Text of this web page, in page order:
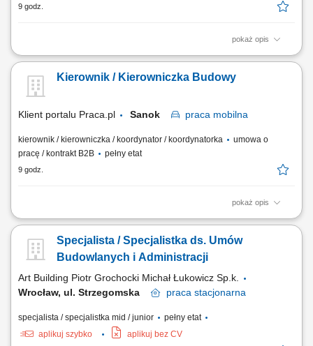
9 godz.
pokaż opis
Zakres obowiązków: organizacja pracy na budowie zgodnie z
bezpośredniego przełożonego, stworzenie harmonogramu rzeczowego
dla całej budowy; potwierdzanie protokołów zaawansowania dla
Kierownik / Kierowniczka Budowy
Klient portalu Praca.pl Sanok praca mobilna
kierownik / kierowniczka / koordynator / koordynatorka
umowa o
pracę / kontrakt B2B
pełny etat
9 godz.
pokaż opis
Kompleksowe prowadzenie inwestycji zgodnie z dokumentacją
Koordynowanie pracy podwykonawców i nadzorowanie zespołu
realizującego projekt. Kontrola jakości, terminowości oraz postępu robót
Specjalista / Specjalistka ds. Umów
Budowlanych i Administracji
Art Building Piotr Grochocki Michał Łukowicz Sp.k.
Wrocław, ul. Strzegomska
praca stacjonarna
specjalista / specjalistka mid / junior
pełny etat
aplikuj szybko
aplikuj bez CV